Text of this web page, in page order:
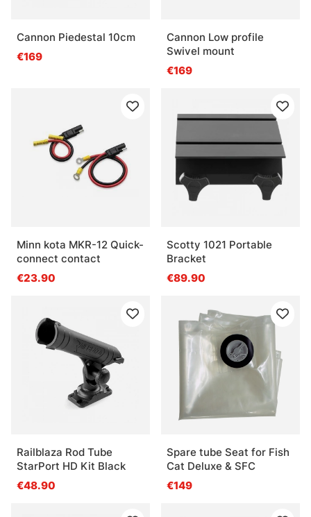
Cannon Piedestal 10cm
€169
Cannon Low profile
Swivel mount
€169
Minn kota MKR-12 Quick-
connect contact
€23.90
Scotty 1021 Portable
Bracket
€89.90
Railblaza Rod Tube
StarPort HD Kit Black
€48.90
Spare tube Seat for Fish
Cat Deluxe & SFC
€149